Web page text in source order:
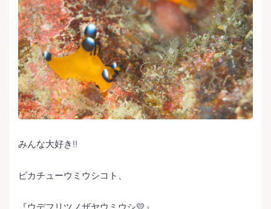
みんな大好き‼️
ピカチューウミウシコト、